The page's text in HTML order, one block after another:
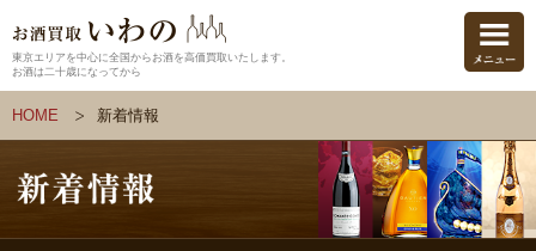
東京エリアを中心に全国からお酒を高価買取いたします。
お酒は二十歳になってから
HOME 新着情報